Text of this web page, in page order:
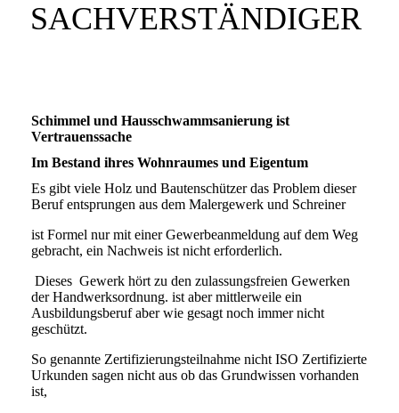
SACHVERSTÄNDIGER
Schimmel und Hausschwammsanierung ist
Vertrauenssache
Im Bestand ihres Wohnraumes und Eigentum
Es gibt viele Holz und Bautenschützer das Problem dieser
Beruf entsprungen aus dem Malergewerk und Schreiner
ist Formel nur mit einer Gewerbeanmeldung auf dem Weg
gebracht, ein Nachweis ist nicht erforderlich.
Dieses Gewerk hört zu den zulassungsfreien Gewerken
der Handwerksordnung. ist aber mittlerweile ein
Ausbildungsberuf aber wie gesagt noch immer nicht
geschützt.
So genannte Zertifizierungsteilnahme nicht ISO Zertifizierte
Urkunden sagen nicht aus ob das Grundwissen vorhanden
ist,